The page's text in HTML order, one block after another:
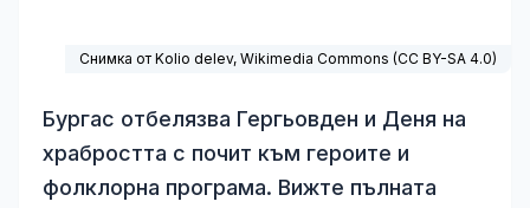
Снимка от Kolio delev, Wikimedia Commons (CC BY-SA 4.0)
Бургас отбелязва Гергьовден и Деня на
храбростта с почит към героите и
фолклорна програма. Вижте пълната